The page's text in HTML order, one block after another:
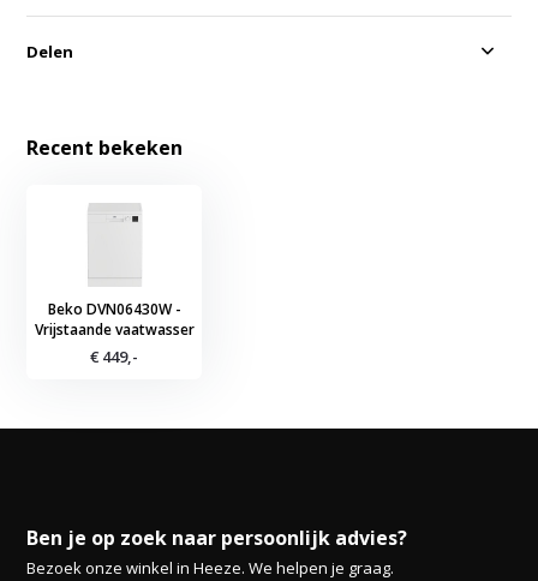
Delen
Recent bekeken
Beko DVN06430W -
Vrijstaande vaatwasser
€ 449,-
Ben je op zoek naar persoonlijk advies?
Bezoek onze winkel in Heeze. We helpen je graag.